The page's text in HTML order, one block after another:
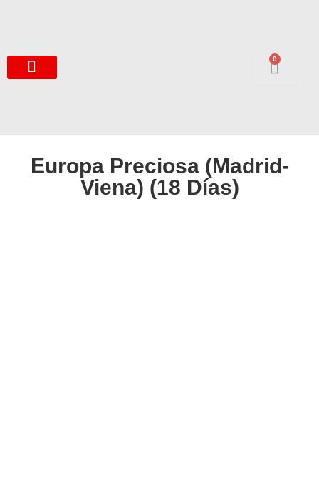
0
Europa Preciosa (Madrid-
Viena) (18 Días)